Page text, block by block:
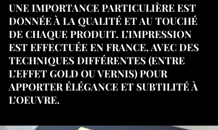
UNE IMPORTANCE PARTICULIÈRE EST
DONNÉE À LA QUALITÉ ET AU TOUCHÉ
DE CHAQUE PRODUIT. L’IMPRESSION
EST EFFECTUÉE EN FRANCE, AVEC DES
TECHNIQUES DIFFÉRENTES (ENTRE
L’EFFET GOLD OU VERNIS) POUR
APPORTER ÉLÉGANCE ET SUBTILITÉ À
L’OEUVRE.